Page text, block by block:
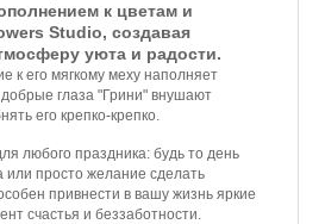
к цветам и
Studio, создавая
уюта и радости.
к его мягкому меху наполняет
глаза "Грини" внушают
его крепко-крепко.
любого праздника: будь то день
просто желание сделать
привнести в вашу жизнь яркие
счастья и беззаботности.